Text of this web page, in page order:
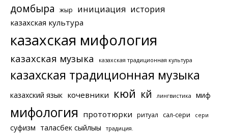
домбыра жыр инициация история
казахская культура
казахская мифология
казахская музыка казахская традиционная культура
казахская традиционная музыка
казахский язык кочевники кюй күй лингвистика миф
мифология прототюрки ритуал сал-сери сери
суфизм таласбек сыйлығы традиция.